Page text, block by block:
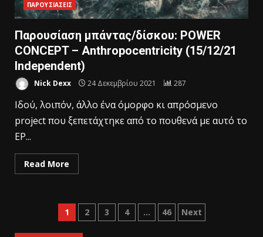
ΠΑΡΟΥΣΙΑΣΕΙΣ
Παρουσίαση μπάντας/δίσκου: POWER
CONCEPT – Anthropocentricity (15/12/21
Independent)
Nick Dexx 24 Δεκεμβρίου 2021 287
Ιδού, λοιπόν, άλλο ένα όμορφο κι απρόσμενο
project που ξεπετάχτηκε από το πουθενά με αυτό το
EP...
Read More
1 2 3 4 … 46 Next